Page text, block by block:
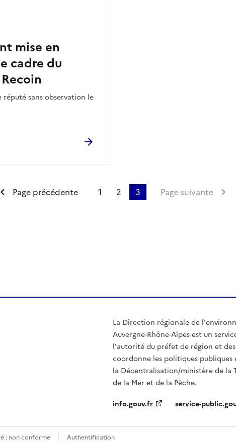
mise en
cadre du
réputé sans observation le
page
Page précédente 1 2 3 Page suivante
La Direction régionale de
Auvergne-Rhône-Alpes est un
l'autorité du préfet de région et
coordonne les politiques
la Décentralisation/ministère de la
de la Mer et de la Pêche.
info.gouv.fr
service-
: non conforme Authentification